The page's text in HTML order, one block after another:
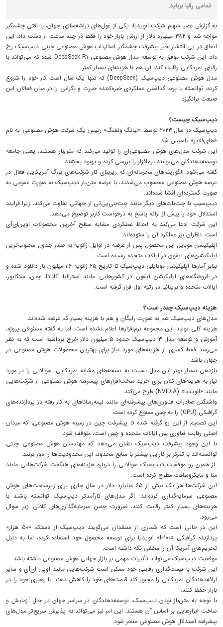
تمامی رقبا برباید.
به گزارش نصر، سهام شرکت انویدیا، یکی از غول‌های تراشه‌سازی جهان، با افتی چشمگیر
مواجه شد و ۳۸۴ میلیارد دلار از ارزش بازار خود را فقط در چند ساعت از دست داد. این
اتفاق در پی انتشار خبر پیشرفت چشمگیر استارتاپ هوش مصنوعی چینی دیپ‌سیک رخ
داد. این شرکت موفق به توسعه مدل هوش مصنوعی DeepSeek R۱ شده که می‌تواند با
رقبای آمریکایی رقابت کند، آن هم با هزینه‌ای بسیار کمتر.
مدل هوش مصنوعی دیپ‌سیک (DeepSeek) که تنها یک سال است کار خود را شروع
کرده، توانسته با برجا گذاشتن عملکردی خیره‌کننده حیرت و نگرانی را در میان فعالان این
صنعت برانگیزد.
دیپ‌سیک چیست؟
دیپ‌سیک در سال ۲۰۲۳ توسط «لیانگ ونفنگ» رئیس یک شرکت هوش مصنوعی به نام
«های‌فلایر» تاسیس شد.
این شرکت مدل‌های هوش مصنوعی‌ای را تولید می‌کند که متن‌باز هستند، یعنی جامعه
توسعه‌دهندگان می‌توانند نرم‌افزار را بررسی کرده و بهبود بخشند.
گفته می‌شود الگوریتم‌های محرمانه‌ای که زیربنای کار شرکت‌های بزرگ آمریکایی فعال در
عرصه هوش مصنوعی محسوب می‌شدند، با عرضه متن‌باز دیپ‌سیک به صورت عمومی به
صورت گسترده‌ای افشا شده‌اند.
دیپ‌سیپ با چت‌بات‌های دیگر مانند چت‌جی‌پی‌تی از جهاتی تفاوت می‌کند، زیرا فرایند
استدلال خود را پیش از ارائه پاسخ به درخواست کاربر توضیح می‌دهد.
این شرکت ادعا می‌کند به لحاظ عملکردی مشابه سطح آخرین محصولات اوپن‌ای‌آی
است. ناظران نیز عملکرد آن را ستوده‌اند.
اپلیکیشن موبایل این محصول پس از عرضه در اوایل ژانویه به صدر جدول محبوب‌ترین
اپلیکیشن‌های آیفون در ایالات متحده رسیده است.
بنابر آمارها اپلیکیشن موبایلی دیپ‌سیک تا تاریخ ۲۵ ژانویه ۱.۶ میلیون بار دانلود شده و
در فروشگاه‌های اپلیکیشن آیفون در کشورهایی مانند استرالیا، کانادا، چین، سنگاپور،
ایالات متحده و بریتانیا در رتبه اول قرار گرفته است.
هزینه دیپ‌سیک چقدر است؟
مدل‌های دیپ‌سیک هم به صورت رایگان و هم با هزینه بسیار کم عرضه شده‌اند.
هزینه کلی تولید این مجموعه نرم‌افزارها اعلام نشده است. اما به گفته مسئولان پروژه،
آموزش و توسعه مدل‌ ۳ دیپ‌سیک حدود ۵ میلیون دلار خرج برداشته است که به نظر
می‌رسد فقط کسری از هزینه‌های مورد نیاز برای بهترین محصولات هوش مصنوعی در
جهان باشد.
بازدهی بسیار بهتر این مدل نسبت به نسخه‌های مشابه آمریکایی، سوالاتی را در مورد
نیاز به هزینه‌های کلان برای خرید سخت‌افزارهای پیشرفته هوش مصنوعی از شرکت‌هایی
مانند «انویدیا» (NVIDIA) طرح می‌کند.
واشنگتن صادرات فناوری‌های پیشرفته‌ای مانند نیمه‌رساناهای به کار رفته در پردازنده‌های
گرافیکی (GPU) را به چین ممنوع کرده است.
این تصمیم از این رو گرفته شده تا پیشرفت چین در زمینه هوش مصنوعی، که میدان
اصلی رقابت فناوری بین ایالات متحده و چین است، متوقف شود.
با این وجود پیشرفت دیپ‌سیک نشان می‌دهد که مهندسان هوش مصنوعی چینی
توانسته‌اند با تمرکز بر کارایی بیشتر با منابع محدود، این محدودیت‌ها را دور بزنند.
از همین رو موفقیت دیپ‌سیک سوالاتی را درباره هزینه‌های هنگفت شرکت‌هایی مانند
متا و مایکروسافت مطرح کرده است.
این شرکت‌ها هر یک بیش از ۶۵ میلیارد دلار در سال جاری برای زیرساخت‌های هوش
مصنوعی سرمایه‌گذاری کرده‌اند. اگر مدل‌های کارآمدتر دیپ‌سیک توانسته باشند با
هزینه‌های بسیار کمتر رقابت کنند، ضرورت چنین سرمایه‌گذاری‌های کلانی زیر سوال
می‌رود.
این در حالی است که شماری از منتقدان می‌گویند دیپ‌سیک از دستکم «۵۰ هزار»
پردازنده گرافیکی «H100» انویدیا برای توسعه محصول خود استفاده کرده، اما به دلیل
تحریم‌های آمریکا آن را مخفی نگه داشته است.
موفقیت دیپ‌سیک می‌تواند تأثیرات مهمی بر بازار جهانی هوش مصنوعی داشته باشد.
این شرکت با قیمت‌گذاری رقابتی خود ممکن است شرکت‌هایی مانند اوپن ای‌آی و سایر
ارائه‌دهندگان آمریکایی را مجبور کند قیمت‌های خود را کاهش دهند تا رهبری خود را در
بازار حفظ کنند.
با توجه به متن‌باز بودن دیپ‌سیک، توسعه‌دهندگان در سراسر جهان در حال آزمایش و
ساخت ابزارهایی بر اساس آن هستند. این امر نیز می‌تواند به پذیرش سریع‌تر مدل‌های
پیشرفته استدلال هوش مصنوعی منجر شود.